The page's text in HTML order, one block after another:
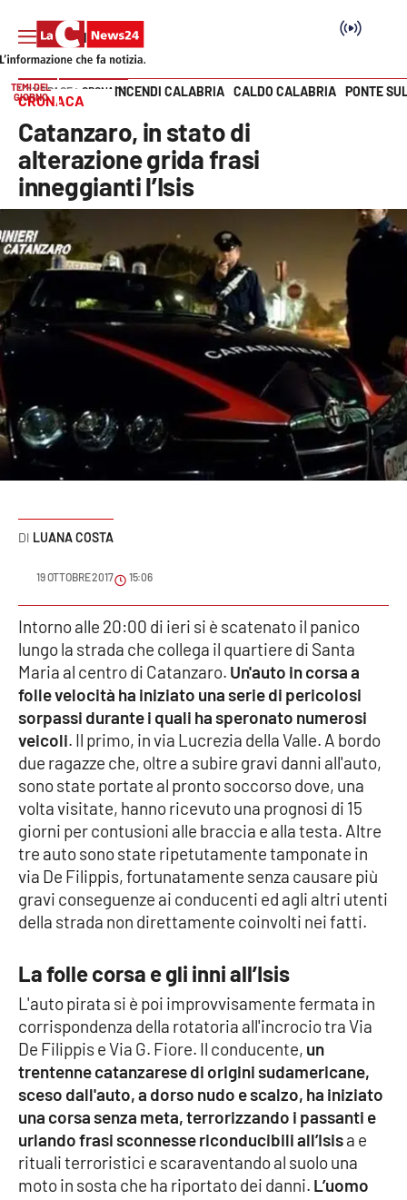
SEZIONI
Cronaca
Politica
Attualità
Economia e lavoro
Sanità
Sport
Meteo
Editoriali
VIDEO
Ambiente
Cronaca
Cultura
Economia e Lavoro
Società
Sport
RUBRICHE
Good Morning Vietnam
Vai
TEMI DEL
GIORNO
INCENDI CALABRIA CALDO CALABRIA PONTE
HOME PAGE CRONACA
CRONACA
Catanzaro, in stato di
alterazione grida frasi
inneggianti l’Isis
LUANA COSTA
19 OTTOBRE 2017 15:06
Intorno alle 20:00 di ieri si è scatenato il panico
lungo la strada che collega il quartiere di Santa
Maria al centro di Catanzaro. Un'auto in corsa a
folle velocità ha iniziato una serie di pericolosi
sorpassi durante i quali ha speronato numerosi
veicoli. Il primo, in via Lucrezia della Valle. A bordo
due ragazze che, oltre a subire gravi danni all'auto,
sono state portate al pronto soccorso dove, una
volta visitate, hanno ricevuto una prognosi di 15
giorni per contusioni alle braccia e alla testa. Altre
tre auto sono state ripetutamente tamponate in
via De Filippis, fortunatamente senza causare più
gravi conseguenze ai conducenti ed agli altri utenti
della strada non direttamente coinvolti nei fatti.
La folle corsa e gli inni all’Isis
L'auto pirata si è poi improvvisamente fermata in
corrispondenza della rotatoria all'incrocio tra Via
De Filippis e Via G. Fiore. Il conducente, un
trentenne catanzarese di origini sudamericane,
sceso dall'auto, a dorso nudo e scalzo, ha iniziato
una corsa senza meta, terrorizzando i passanti e
urlando frasi sconnesse riconducibili all’Isisa e
rituali terroristici e scaraventando al suolo una
moto in sosta che ha riportato dei danni. L’uomo